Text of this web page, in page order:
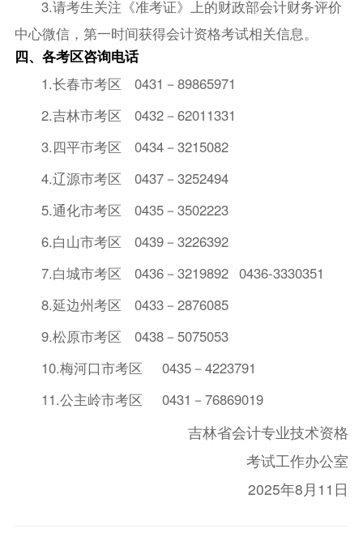
3.请考生关注《准考证》上的财政部会计财务评价
中心微信，第一时间获得会计资格考试相关信息。
四、各考区咨询电话
1.长春市考区 0431－89865971
2.吉林市考区 0432－62011331
3.四平市考区 0434－3215082
4.辽源市考区 0437－3252494
5.通化市考区 0435－3502223
6.白山市考区 0439－3226392
7.白城市考区 0436－3219892 0436-3330351
8.延边州考区 0433－2876085
9.松原市考区 0438－5075053
10.梅河口市考区 0435－4223791
11.公主岭市考区 0431－76869019
吉林省会计专业技术资格
考试工作办公室
2025年8月11日